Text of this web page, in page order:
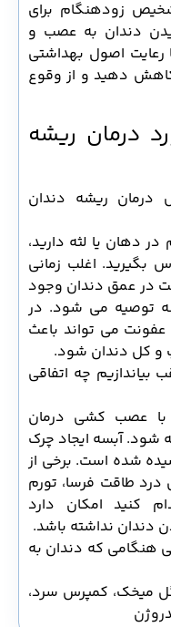
زودهنگام برای
دندان به عصب و
اصول بهداشتی
دهید و از وقوع
درمان ریشه
ریشه دندان
دهان یا لثه دارید،
اغلب زمانی
عمق دندان وجود
توصیه می شود. در
می تواند باعث
کل دندان شود.
چه اتفاقی
عصب کشی درمان
آبسه ایجاد چرک
شده است. برخی از
طاقت فرسا، تورم
امکان دارد
نداشته باشد.
که دندان به
کمپرس سرد،